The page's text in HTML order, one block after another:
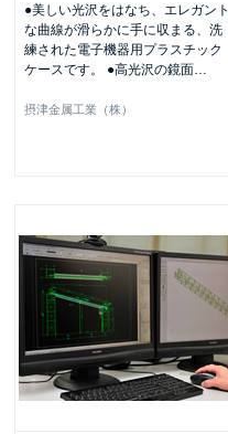
●美しい光沢をはなち、エレガント
な曲線が滑らかに手に収まる、洗
練された電子機器用プラスチック
ケースです。 ●高光沢の鏡面
摂津金属工業（株）